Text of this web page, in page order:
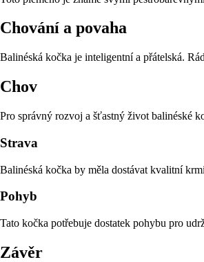
Chování a povaha
Balinéská kočka je inteligentní a přátelská.
Chov
Pro správný rozvoj a šťastný život balinéské
Strava
Balinéská kočka by měla dostávat kvalitní
Pohyb
Tato kočka potřebuje dostatek pohybu pro
Závěr